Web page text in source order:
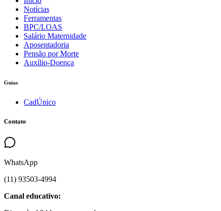
Notícias
Ferramentas
BPC/LOAS
Salário Maternidade
Aposentadoria
Pensão por Morte
Auxílio-Doença
Guias
CadÚnico
Contato
WhatsApp
(11) 93503-4994
Canal educativo: